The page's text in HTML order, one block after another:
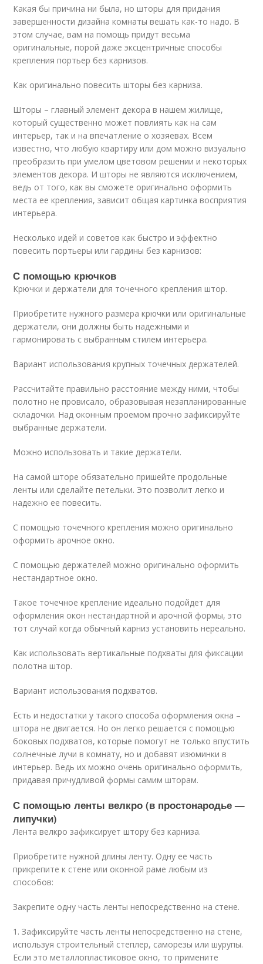
Какая бы причина ни была, но шторы для придания
завершенности дизайна комнаты вешать как-то надо. В
этом случае, вам на помощь придут весьма
оригинальные, порой даже эксцентричные способы
крепления портьер без карнизов.
Как оригинально повесить шторы без карниза.
Шторы – главный элемент декора в нашем жилище,
который существенно может повлиять как на сам
интерьер, так и на впечатление о хозяевах. Всем
известно, что любую квартиру или дом можно визуально
преобразить при умелом цветовом решении и некоторых
элементов декора. И шторы не являются исключением,
ведь от того, как вы сможете оригинально оформить
места ее крепления, зависит общая картинка восприятия
интерьера.
Несколько идей и советов как быстро и эффектно
повесить портьеры или гардины без карнизов:
С помощью крючков
Крючки и держатели для точечного крепления штор.
Приобретите нужного размера крючки или оригинальные
держатели, они должны быть надежными и
гармонировать с выбранным стилем интерьера.
Вариант использования крупных точечных держателей.
Рассчитайте правильно расстояние между ними, чтобы
полотно не провисало, образовывая незапланированные
складочки. Над оконным проемом прочно зафиксируйте
выбранные держатели.
Можно использовать и такие держатели.
На самой шторе обязательно пришейте продольные
ленты или сделайте петельки. Это позволит легко и
надежно ее повесить.
С помощью точечного крепления можно оригинально
оформить арочное окно.
С помощью держателей можно оригинально оформить
нестандартное окно.
Такое точечное крепление идеально подойдет для
оформления окон нестандартной и арочной формы, это
тот случай когда обычный карниз установить нереально.
Как использовать вертикальные подхваты для фиксации
полотна штор.
Вариант использования подхватов.
Есть и недостатки у такого способа оформления окна –
штора не двигается. Но он легко решается с помощью
боковых подхватов, которые помогут не только впустить
солнечные лучи в комнату, но и добавят изюминки в
интерьер. Ведь их можно очень оригинально оформить,
придавая причудливой формы самим шторам.
С помощью ленты велкро (в простонародье —
липучки)
Лента велкро зафиксирует штору без карниза.
Приобретите нужной длины ленту. Одну ее часть
прикрепите к стене или оконной раме любым из
способов:
Закрепите одну часть ленты непосредственно на стене.
1. Зафиксируйте часть ленты непосредственно на стене,
используя строительный степлер, саморезы или шурупы.
Если это металлопластиковое окно, то примените